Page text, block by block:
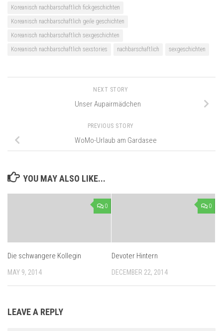
Koreanisch nachbarschaftlich fickgeschichten
Koreanisch nachbarschaftlich geile geschichten
Koreanisch nachbarschaftlich sexgeschichten
Koreanisch nachbarschaftlich sexstories
nachbarschaftlich sexgeschichten
NEXT STORY
Unser Aupairmädchen
PREVIOUS STORY
WoMo-Urlaub am Gardasee
YOU MAY ALSO LIKE...
0
Die schwangere Kollegin
MAY 9, 2014
0
Devoter Hintern
DECEMBER 22, 2014
LEAVE A REPLY